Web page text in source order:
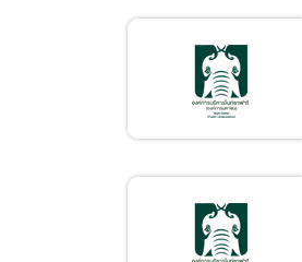
วิธีเฉพาะเจาะจง
ประกวดราคาจ้างปรับปรุง
ระบบเบรคและช่วงล่างหาง
ลากรถพ่วงบริการนักท่อง
เที่ยว รุ่น 1 ด้วยวิธีประกวด
ราคาอิเล็กทรอนิกส์ (e-
ยกเลิกประกาศ จ้างออกแบบ
และประมาณราคา (แผนงาน